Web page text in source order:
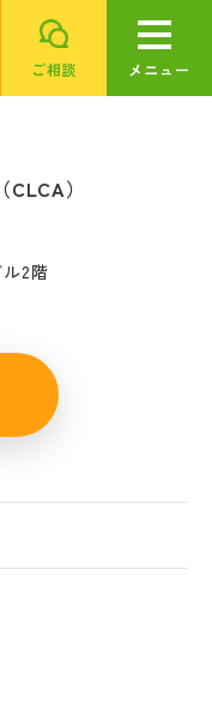
ご相談 メニュー
）
2階